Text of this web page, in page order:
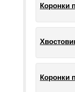
Коронки
Коронки